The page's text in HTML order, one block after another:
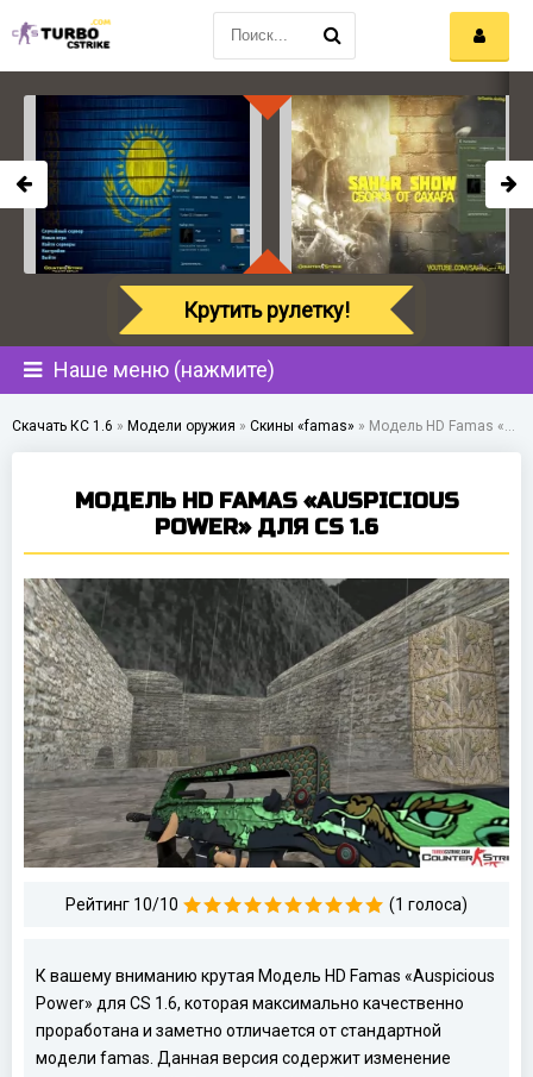
Наше меню (нажмите)
Скачать КС 1.6 » Модели оружия » Скины «famas» » Модель HD Famas «Auspicious Power» для CS 1.6
МОДЕЛЬ HD FAMAS «AUSPICIOUS
POWER» ДЛЯ CS 1.6
Рейтинг 10/10 (1 голоса)
К вашему вниманию крутая Модель HD Famas «Auspicious
Power» для CS 1.6, которая максимально качественно
проработана и заметно отличается от стандартной
модели famas. Данная версия содержит изменение
Крутить рулетку!